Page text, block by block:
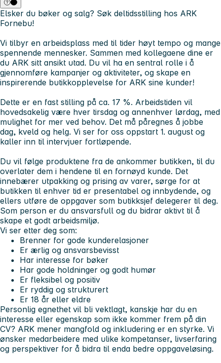
Elsker du bøker og salg? Søk deltidsstilling hos ARK
Fornebu!
Vi tilbyr en arbeidsplass med til tider høyt tempo og mange
spennende mennesker. Sammen med kollegaene dine er
du ARK sitt ansikt utad. Du vil ha en sentral rolle i å
gjennomføre kampanjer og aktiviteter, og skape en
inspirerende butikkopplevelse for ARK sine kunder!
Dette er en fast stilling på ca. 17 %. Arbeidstiden vil
hovedsakelig være hver tirsdag og annenhver lørdag, med
mulighet for mer ved behov. Det må påregnes å jobbe
dag, kveld og helg. Vi ser for oss oppstart 1. august og
kaller inn til intervjuer fortløpende.
Du vil følge produktene fra de ankommer butikken, til du
overlater dem i hendene til en fornøyd kunde. Det
innebærer utpakking og prising av varer, sørge for at
butikken til enhver tid er presentabel og innbydende, og
ellers utføre de oppgaver som butikksjef delegerer til deg.
Som person er du ansvarsfull og du bidrar aktivt til å
skape et godt arbeidsmiljø.
Vi ser etter deg som:
Brenner for gode kunderelasjoner
Er ærlig og ansvarsbevisst
Har interesse for bøker
Har gode holdninger og godt humør
Er fleksibel og positiv
Er ryddig og strukturert
Er 18 år eller eldre
Personlig egnethet vil bli vektlagt, kanskje har du en
interesse eller egenskap som ikke kommer frem på din
CV? ARK mener mangfold og inkludering er en styrke. Vi
ønsker medarbeidere med ulike kompetanser, livserfaring
og perspektiver for å bidra til enda bedre oppgaveløsing.